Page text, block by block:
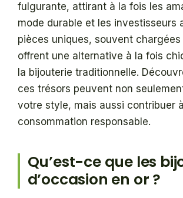
fulgurante, attirant à la fois les
mode durable et les investisseurs
pièces uniques, souvent chargées
offrent une alternative à la fois
la bijouterie traditionnelle.
ces trésors peuvent non
votre style, mais aussi contribuer
consommation responsable.
Qu’est-ce que les
d’occasion en or ?